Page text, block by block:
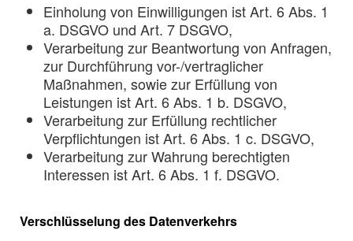
Einholung von Einwilligungen ist Art. 6 Abs. 1
a. DSGVO und Art. 7 DSGVO,
Verarbeitung zur Beantwortung von Anfragen,
zur Durchführung vor-/vertraglicher
Maßnahmen, sowie zur Erfüllung von
Leistungen ist Art. 6 Abs. 1 b. DSGVO,
Verarbeitung zur Erfüllung rechtlicher
Verpflichtungen ist Art. 6 Abs. 1 c. DSGVO,
Verarbeitung zur Wahrung berechtigten
Interessen ist Art. 6 Abs. 1 f. DSGVO.
Verschlüsselung des Datenverkehrs